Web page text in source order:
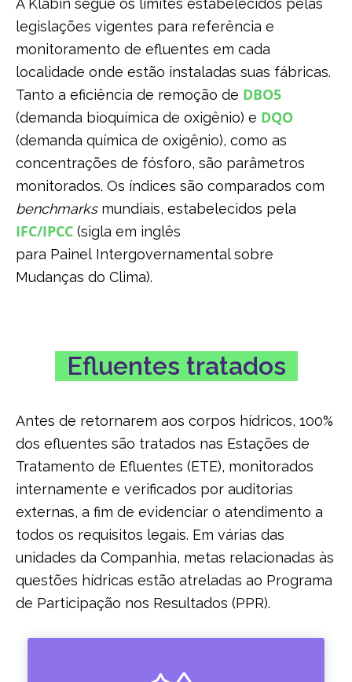
A Klabin segue os limites estabelecidos pelas
legislações vigentes para referência e
monitoramento de efluentes em cada
localidade onde estão instaladas suas fábricas.
Tanto a eficiência de remoção de DBO5
(demanda bioquímica de oxigênio) e DQO
(demanda química de oxigênio), como as
concentrações de fósforo, são parâmetros
monitorados. Os índices são comparados com
benchmarksmundiais, estabelecidos pela
IFC/IPCC (sigla em inglês
para Painel Intergovernamental sobre
Mudanças do Clima).
Efluentes tratados
Antes de retornarem aos corpos hídricos, 100%
dos efluentes são tratados nas Estações de
Tratamento de Efluentes (ETE), monitorados
internamente e verificados por auditorias
externas, a fim de evidenciar o atendimento a
todos os requisitos legais. Em várias das
unidades da Companhia, metas relacionadas às
questões hídricas estão atreladas ao Programa
de Participação nos Resultados (PPR).